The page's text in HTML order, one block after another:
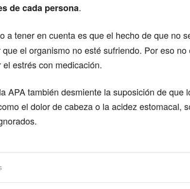
de cada persona.
a tener en cuenta es que el hecho de que no
el organismo no esté sufriendo. Por eso
estrés con medicación.
APA también desmiente la suposición de que
el dolor de cabeza o la acidez estomacal,